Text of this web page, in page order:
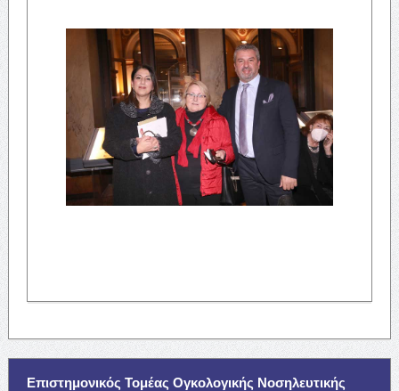
Επιστημονικός Τομέας Ογκολογικής Νοσηλευτικής